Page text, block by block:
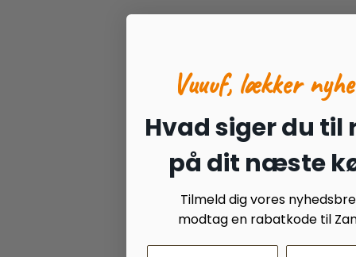
Vuuuf, lækker
Hvad siger du til
på dit næste
Tilmeld dig vores
modtag en rabatkode til